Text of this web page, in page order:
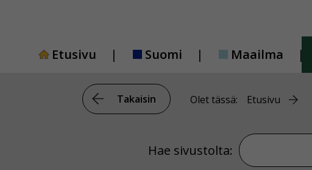
Etusivu
Suomi Maailma
Takaisin Olet tässä: Etusivu
Hae sivustolta: Hae sivustolta